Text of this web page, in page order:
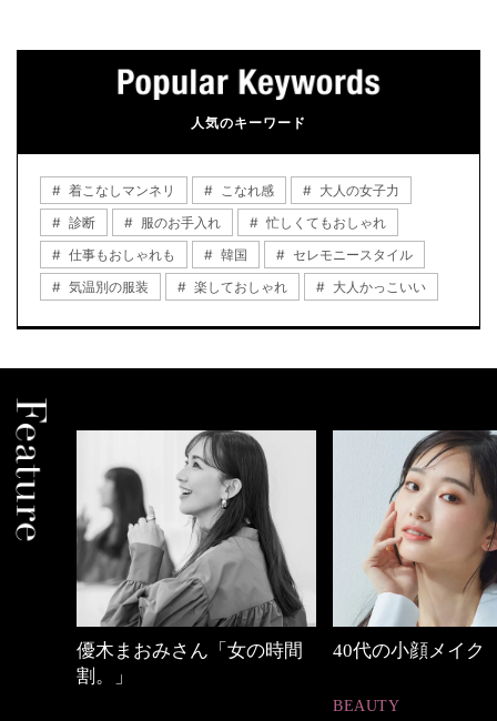
人気のキーワード
着こなしマンネリ こなれ感
大人の女子力
診断
服のお手入れ
忙しくてもおしゃれ
仕事もおしゃれも
韓国
セレモニースタイル
気温別の服装
楽しておしゃれ 大人かっこいい
優木まおみさん「女の時間
割。」
40代の小顔メイク
BEAUTY